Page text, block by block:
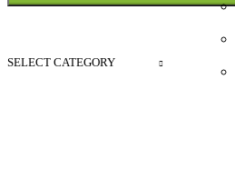
SELECT CATEGORY